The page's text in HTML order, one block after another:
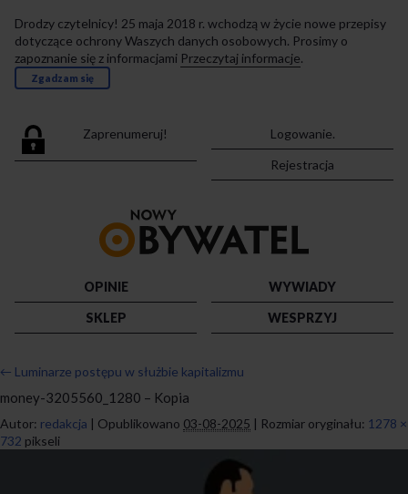
Drodzy czytelnicy! 25 maja 2018 r. wchodzą w życie nowe przepisy
dotyczące ochrony Waszych danych osobowych. Prosimy o
zapoznanie się z informacjami Przeczytaj informacje.
Zgadzam się
Zaprenumeruj!
Logowanie.
Rejestracja
strony
OPINIE
WYWIADY
SKLEP
WESPRZYJ
← Luminarze postępu w służbie kapitalizmu
money-3205560_1280 – Kopia
Autor: redakcja | Opublikowano 03-08-2025 | Rozmiar oryginału: 1278 ×
732 pikseli